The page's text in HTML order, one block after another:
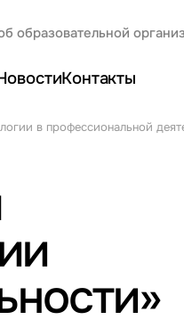
образовательной
Контакты
в профессиональной